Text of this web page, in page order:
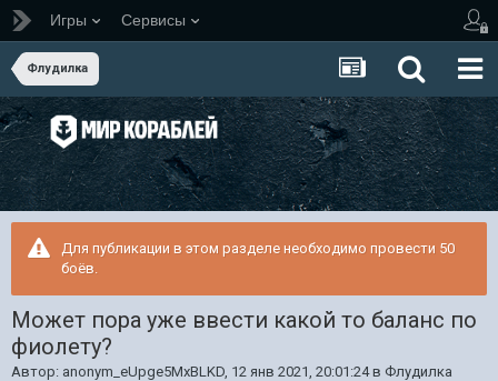
Игры Сервисы
Флудилка
Для публикации в этом разделе необходимо провести 50
боёв.
Может пора уже ввести какой то баланс по
фиолету?
Автор: anonym_eUpge5MxBLKD, 12 янв 2021, 20:01:24в Флудилка